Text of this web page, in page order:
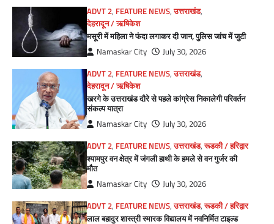
ADVT 2, FEATURE NEWS,उत्तराखंड,
देहरादून / ऋषिकेश
मसूरी में महिला ने फंदा लगाकर दी जान, पुलिस जांच में जुटी
Namaskar City
July 30, 2026
ADVT 2, FEATURE NEWS,उत्तराखंड,
देहरादून / ऋषिकेश
खरगे के उत्तराखंड दौरे से पहले कांग्रेस निकालेगी परिवर्तन
संकल्प यात्रा
Namaskar City
July 30, 2026
ADVT 2, FEATURE NEWS,उत्तराखंड,रूडकी / हरिद्वार
श्यामपुर वन क्षेत्र में जंगली हाथी के हमले से वन गुर्जर की
मौत
Namaskar City
July 30, 2026
ADVT 2, FEATURE NEWS,उत्तराखंड,रूडकी / हरिद्वार
लाल बहादुर शास्त्री स्मारक विद्यालय में नवनिर्मित टाइल्ड